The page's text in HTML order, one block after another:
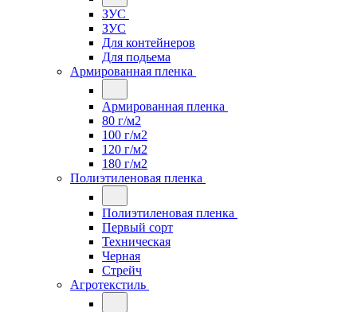
ЗУС
ЗУС
Для контейнеров
Для подьема
Армированная пленка
Армированная пленка
80 г/м2
100 г/м2
120 г/м2
180 г/м2
Полиэтиленовая пленка
Полиэтиленовая пленка
Первый сорт
Техническая
Черная
Стрейч
Агротекстиль